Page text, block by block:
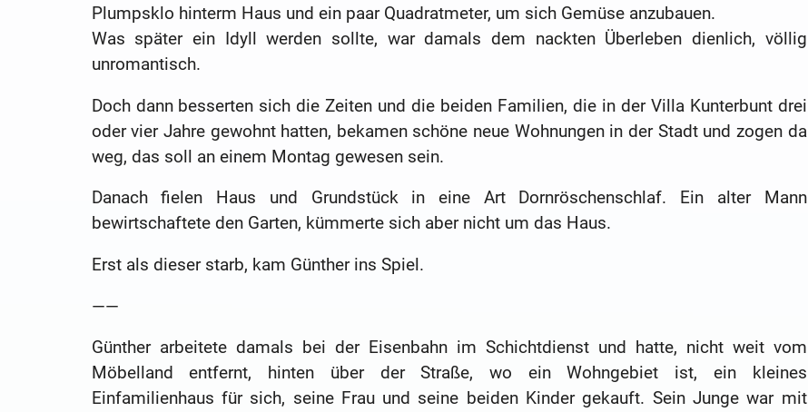
Plumpsklo hinterm Haus und ein paar Quadratmeter, um sich Gemüse anzubauen.
Was später ein Idyll werden sollte, war damals dem nackten Überleben dienlich, völlig
unromantisch.
Doch dann besserten sich die Zeiten und die beiden Familien, die in der Villa Kunterbunt drei
oder vier Jahre gewohnt hatten, bekamen schöne neue Wohnungen in der Stadt und zogen da
weg, das soll an einem Montag gewesen sein.
Danach fielen Haus und Grundstück in eine Art Dornröschenschlaf. Ein alter Mann
bewirtschaftete den Garten, kümmerte sich aber nicht um das Haus.
Erst als dieser starb, kam Günther ins Spiel.
——
Günther arbeitete damals bei der Eisenbahn im Schichtdienst und hatte, nicht weit vom
Möbelland entfernt, hinten über der Straße, wo ein Wohngebiet ist, ein kleines
Einfamilienhaus für sich, seine Frau und seine beiden Kinder gekauft. Sein Junge war mit